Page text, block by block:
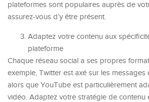
plateformes sont populaires auprès de
assurez-vous d’y être présent.
Adaptez votre contenu aux
plateforme
Chaque réseau social a ses propres
exemple, Twitter est axé sur les messages
alors que YouTube est particulièrement
vidéo. Adaptez votre stratégie de contenu